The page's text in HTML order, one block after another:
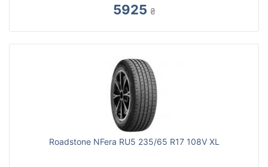
5925 ₴
Roadstone NFera RU5 235/65 R17 108V XL